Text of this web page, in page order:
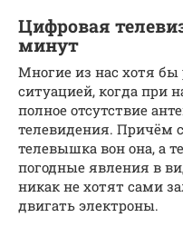
Цифровая
минут
Многие из нас хотя бы
ситуацией, когда при
полное отсутствие
телевидения. Причём
телевышка вон она, а
погодные явления в
никак не хотят сами
двигать электроны.